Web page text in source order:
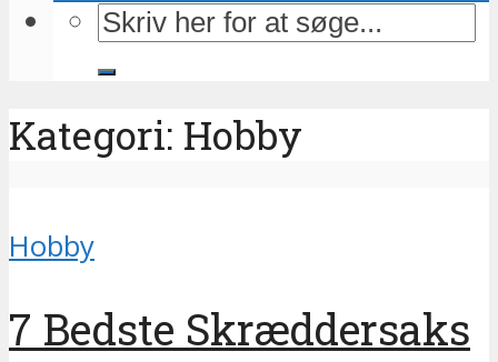
Kategori: Hobby
Hobby
7 Bedste Skræddersaks